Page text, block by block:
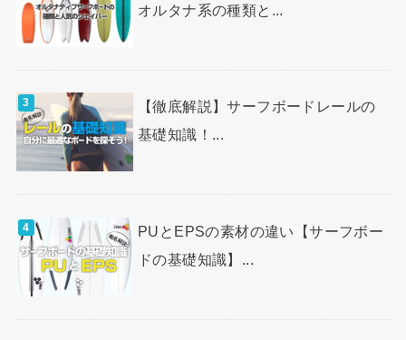
オルタナ系の種類と...
【徹底解説】サーフボードレールの
基礎知識！...
PUとEPSの素材の違い【サーフボー
ドの基礎知識】...